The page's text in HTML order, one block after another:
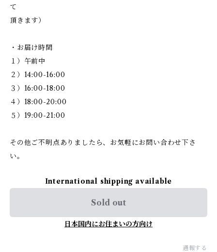
て
頂きます）
・お届け時間
１）午前中
２）14:00-16:00
３）16:00-18:00
４）18:00-20:00
５）19:00-21:00
その他ご不明点ありましたら、お気軽にお問い合わせ下さ
い。
International shipping available
Sold out
日本国内にお住まいの方向け
通報する